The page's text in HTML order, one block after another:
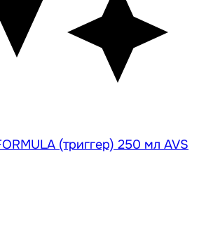
(триггер) 250 мл AVS